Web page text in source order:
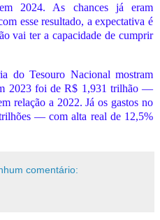
2024. As chances já eram
esse resultado, a expectativa é
vai ter a capacidade de cumprir
do Tesouro Nacional mostram
2023 foi de R$ 1,931 trilhão —
relação a 2022. Já os gastos no
— com alta real de 12,5%
comentário: